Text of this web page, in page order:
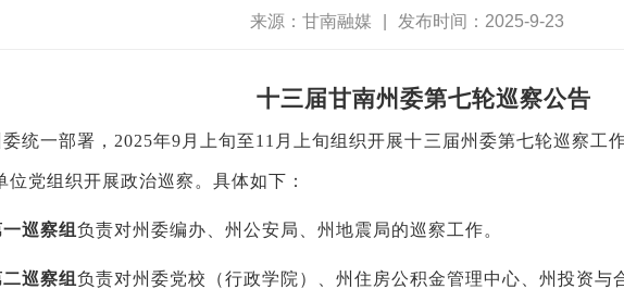
来源：甘南融媒 发布时间：2025-9-23
十三届甘南州委第七轮巡察公告
统一部署， 2025年9月上旬至11月上旬组织开展十三届州委第七轮巡察工
位党组织开展政治巡察。具体如下：
巡察组 负责对州委编办、州公安局、州地震局的巡察工作。
巡察组 负责对州委党校（行政学院）、州住房公积金管理中心、州投资与